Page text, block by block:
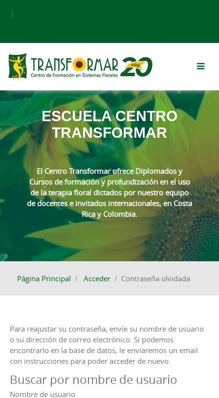
ESCUELA CENTRO
TRANSFORMAR
El Centro Transformar ofrece Diplomados y
Cursos de formación y profundización en el uso
de la terapia floral dictados por nuestro equipo
de docentes e invitados internacionales, en Costa
Rica y Colombia.
Página Principal Acceder Contraseña olvidada
Para reajustar su contraseña, envíe su nombre de usuario
o su dirección de correo electrónico. Si podemos
encontrarlo en la base de datos, le enviaremos un email
con instrucciones para poder acceder de nuevo.
Buscar por nombre de usuario
Nombre de usuario